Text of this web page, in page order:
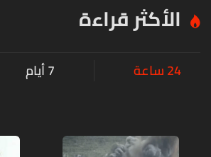
الأكثر قراءة
24 ساعة 7 أيام